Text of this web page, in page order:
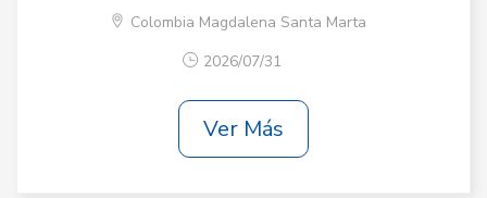
Colombia Magdalena Santa Marta
2026/07/31
Ver Más